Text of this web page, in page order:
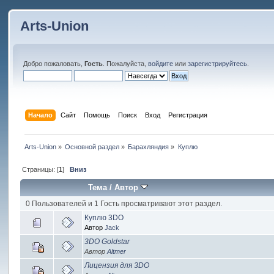
Arts-Union
Добро пожаловать,Гость . Пожалуйста,войдите илизарегистрируйтесь
Начало Сайт Помощь Поиск Вход Регистрация
Arts-Union» Основной раздел » Барахляндия » Куплю
Страницы: [1] Вниз
Тема/ Автор
0 Пользователей и 1 Гость просматривают этот раздел.
Куплю 3DO
АвторJack
3DO Goldstar
АвторAltmer
Лицензия для 3DO